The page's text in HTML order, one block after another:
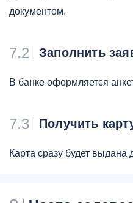
документом.
7.2 Заполнить
В банке оформляется
7.3 Получить
Карта сразу будет выдана